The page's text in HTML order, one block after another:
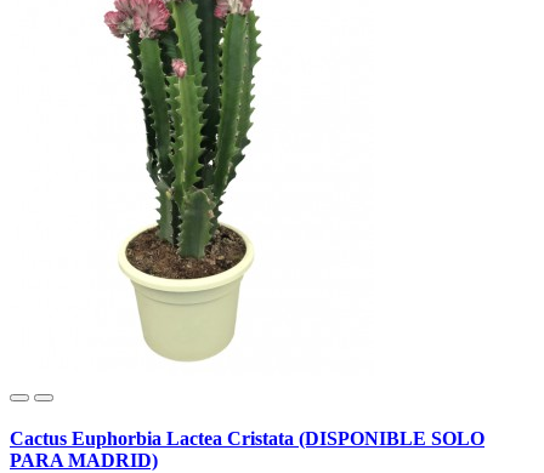
Cactus Euphorbia Lactea Cristata (DISPONIBLE SOLO
PARA MADRID)